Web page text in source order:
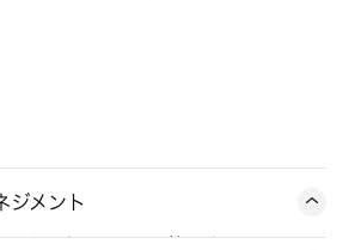
ジメント
了までを Asana で管理することで、